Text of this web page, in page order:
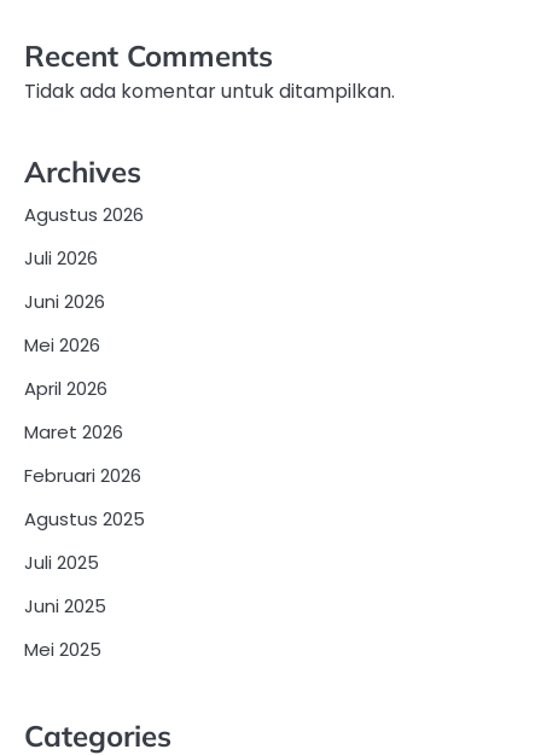
Recent Comments
Tidak ada komentar untuk ditampilkan.
Archives
Agustus 2026
Juli 2026
Juni 2026
Mei 2026
April 2026
Maret 2026
Februari 2026
Agustus 2025
Juli 2025
Juni 2025
Mei 2025
Categories